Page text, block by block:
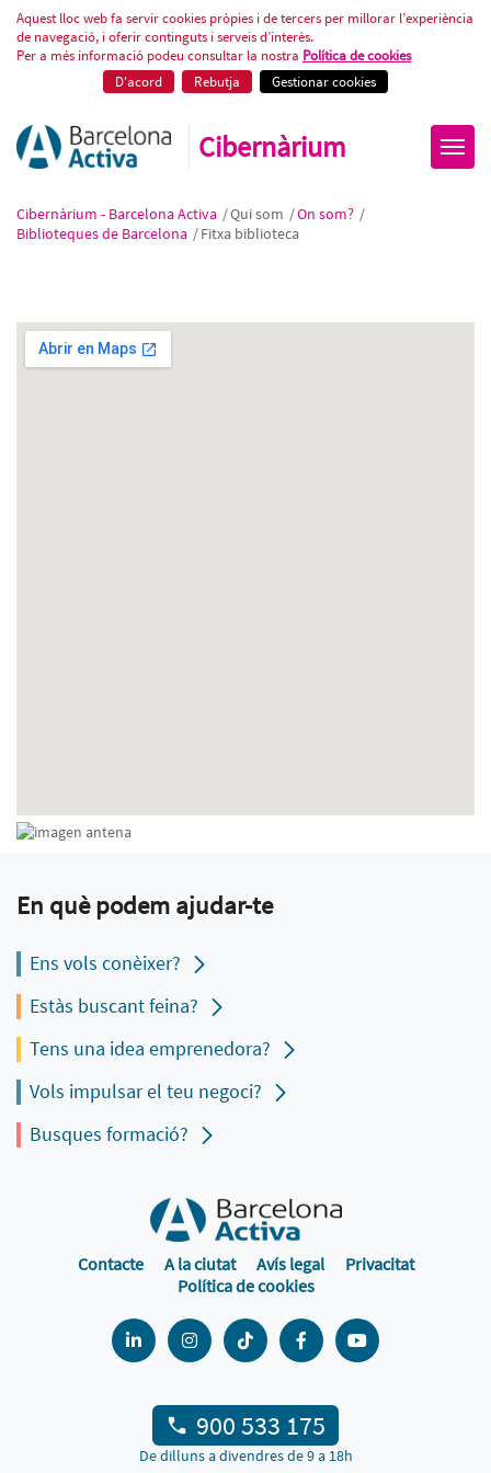
Fitxa biblioteca
Aquest lloc web fa servir cookies pròpies i de tercers per millorar l’experiència
de navegació, i oferir continguts i serveis d’interès.
Per a més informació podeu consultar la nostra Política de cookies
D'acord
Rebutja Gestionar cookies
Cibernàrium
Cibernàrium - Barcelona Activa /Qui som /On som? /
Biblioteques de Barcelona /Fitxa biblioteca
En què podem ajudar-te
Ens vols conèixer?
Estàs buscant feina?
Tens una idea emprenedora?
Vols impulsar el teu negoci?
Busques formació?
Contacte A la ciutat Avís legal
Privacitat
Política de cookies
900 533 175
De dilluns a divendres de 9 a 18h